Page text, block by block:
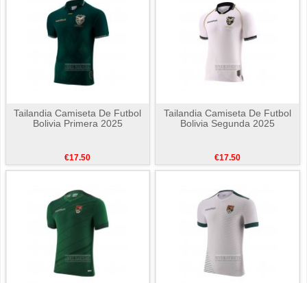
Tailandia Camiseta De Futbol
Bolivia Primera 2025
€17.50
Tailandia Camiseta De Futbol
Bolivia Segunda 2025
€17.50